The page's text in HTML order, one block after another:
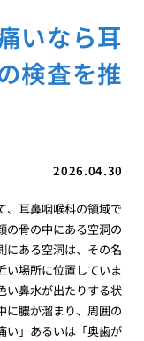
いなら耳
検査を推
2026.04.30
、耳鼻咽喉科の領域で
の骨の中にある空洞の
にある空洞は、その名
い場所に位置していま
い鼻水が出たりする状
に膿が溜まり、周囲の
い」あるいは「奥歯が